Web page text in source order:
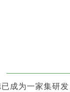
成为一家集研